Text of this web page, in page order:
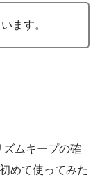
ます。
ムキープの確
めて使ってみた